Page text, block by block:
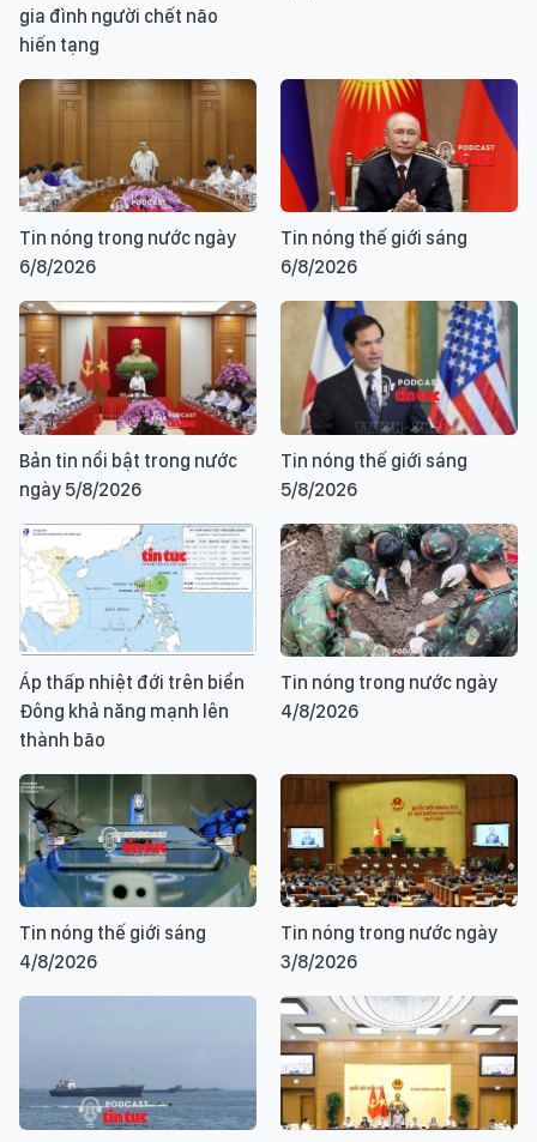
gia đình người chết não
hiến tạng
Tin nóng trong nước ngày
6/8/2026
Tin nóng thế giới sáng
6/8/2026
Bản tin nổi bật trong nước
ngày 5/8/2026
Tin nóng thế giới sáng
5/8/2026
Áp thấp nhiệt đới trên biển
Đông khả năng mạnh lên
thành bão
Tin nóng trong nước ngày
4/8/2026
Tin nóng thế giới sáng
4/8/2026
Tin nóng trong nước ngày
3/8/2026